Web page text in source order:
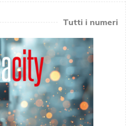
Tutti i numeri